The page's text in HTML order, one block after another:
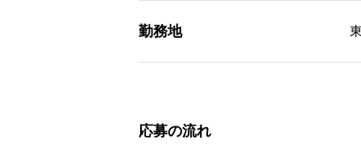
勤務地
応募の流れ